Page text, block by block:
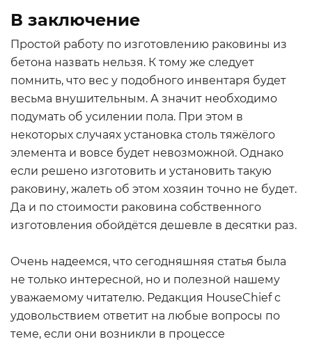
В заключение
Простой работу по изготовлению раковины из
бетона назвать нельзя. К тому же следует
помнить, что вес у подобного инвентаря будет
весьма внушительным. А значит необходимо
подумать об усилении пола. При этом в
некоторых случаях установка столь тяжёлого
элемента и вовсе будет невозможной. Однако
если решено изготовить и установить такую
раковину, жалеть об этом хозяин точно не будет.
Да и по стоимости раковина собственного
изготовления обойдётся дешевле в десятки раз.
Очень надеемся, что сегодняшняя статья была
не только интересной, но и полезной нашему
уважаемому читателю. Редакция HouseChief с
удовольствием ответит на любые вопросы по
теме, если они возникли в процессе